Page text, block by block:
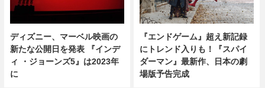
ディズニー、マーベル映画の
新たな公開日を発表 『インデ
ィ ・ジョーンズ5』は2023年
に
『エンドゲーム』超え新記録
にトレンド入りも！『スパイ
ダーマン』最新作、日本の劇
場版予告完成